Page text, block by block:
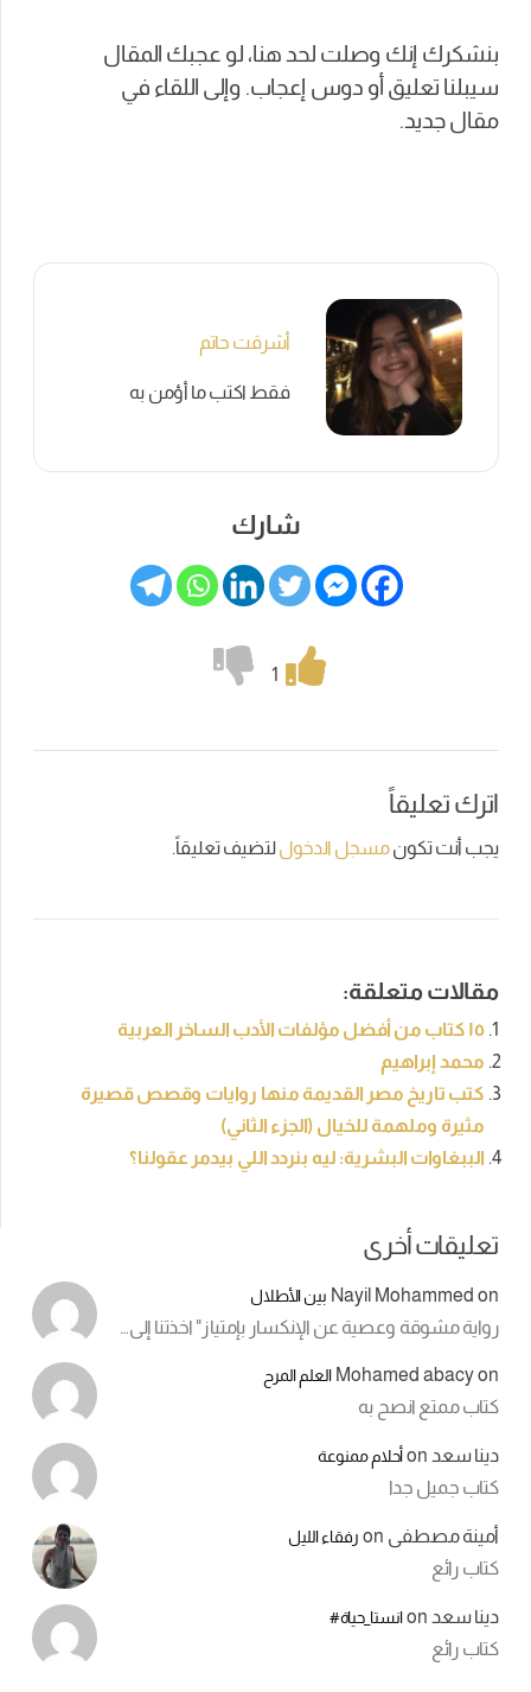
بنشكرك إنك وصلت لحد هنا، لو عجبك المقال
سيبلنا تعليق أو دوس إعجاب. وإلى اللقاء في
مقال جديد.
أشرقت حاتم
فقط اكتب ما أؤمن به
شارك
1
اترك تعليقاً
يجب أنت تكونمسجل الدخوللتضيف تعليقاً.
مقالات متعلقة:
١٥ كتاب من أفضل مؤلفات الأدب الساخر العربية
محمد إبراهيم
كتب تاريخ مصر القديمة منها روايات وقصص قصيرة
مثيرة وملهمة للخيال (الجزء الثاني)
الببغاوات البشرية: ليه بنردد اللي بيدمر عقولنا؟
تعليقات أخرى
Nayil Mohammed on بين الأطلال
رواية مشوقة وعصية عن الإنكسار بإمتياز" اخذتنا إلى…
Mohamed abacyon العلم المرح
كتاب ممتع انصح به
دينا سعد onأحلام ممنوعة
كتاب جميل جدا
أمينة مصطفى on رفقاء الليل
كتاب رائع
دينا سعد onانستا_حياة#
كتاب رائع